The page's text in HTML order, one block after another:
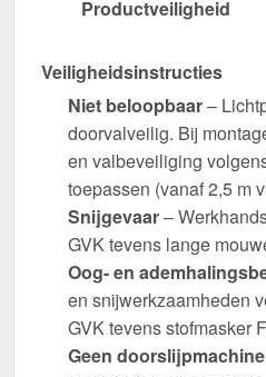
Productveiligheid
Veiligheidsinstructies
Niet beloopbaar–
doorvalveilig. Bij
en valbeveiliging
toepassen (vanaf 2,5 m
Snijgevaar–
GVK tevens lange
Oog- en
en snijwerkzaamheden
GVK tevens stofmasker
Geen doorslijpmachine